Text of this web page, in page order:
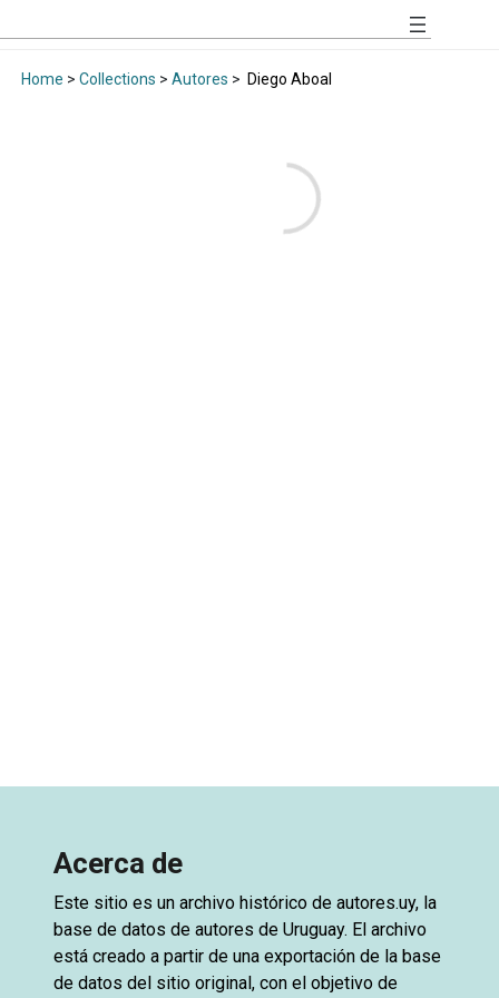
Home > Collections > Autores > Diego Aboal
Acerca de
Este sitio es un archivo histórico de autores.uy, la
base de datos de autores de Uruguay. El archivo
está creado a partir de una exportación de la base
de datos del sitio original, con el objetivo de